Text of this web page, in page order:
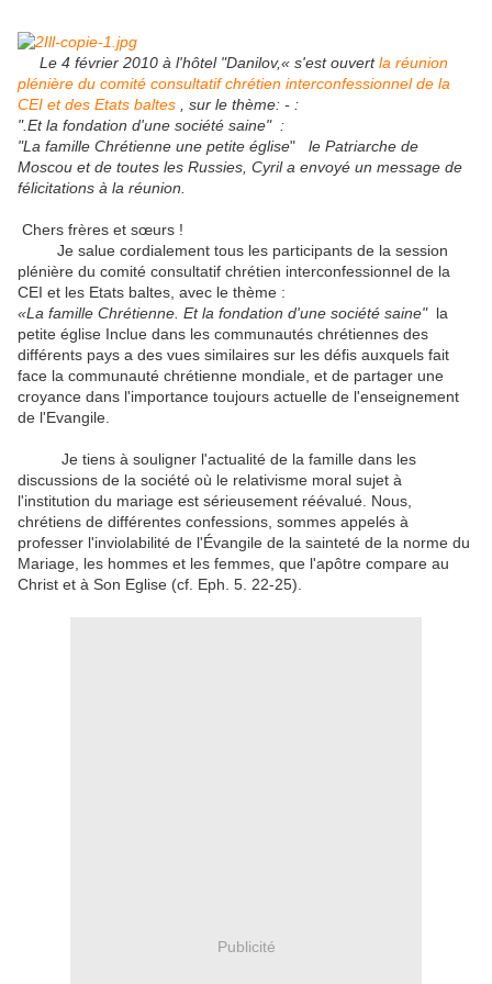
Le 4 février 2010 à l'hôtel "Danilov,« s'est ouvertla réunion
plénière du comité consultatif chrétien interconfessionnel de la
CEI et des Etats baltes , sur le thème: - :
".Et la fondation d'une société saine" :
"La famille Chrétienne une petite église"
le Patriarche de
Moscou et de toutes les Russies, Cyril a envoyé un message de
félicitations à la réunion.
Chers frères et sœurs !
Je salue cordialement tous les participants de la session
plénière du comité consultatif chrétien interconfessionnel de la
CEI et les Etats baltes, avec le thème :
«La famille Chrétienne. Et la fondation d'une société saine"la
petite église Inclue dans les communautés chrétiennes des
différents pays a des vues similaires sur les défis auxquels fait
face la communauté chrétienne mondiale, et de partager une
croyance dans l'importance toujours actuelle de l'enseignement
de l'Evangile.
Je tiens à souligner l'actualité de la famille dans les
discussions de la société où le relativisme moral sujet à
l'institution du mariage est sérieusement réévalué. Nous,
chrétiens de différentes confessions, sommes appelés à
professer l'inviolabilité de l'Évangile de la sainteté de la norme du
Mariage, les hommes et les femmes, que l'apôtre compare au
Christ et à Son Eglise (cf. Eph. 5. 22-25).
Publicité